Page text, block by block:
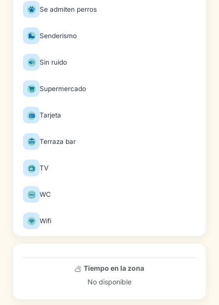
Se admiten perros
Senderismo
Sin ruido
Supermercado
Tarjeta
Terraza bar
TV
WC
Wifi
Tiempo en la zona
No disponible